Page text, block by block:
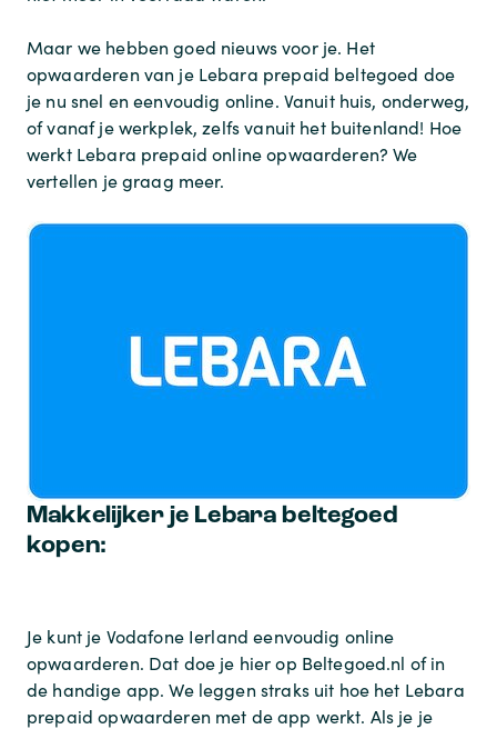
Maar we hebben goed nieuws voor je. Het
opwaarderen van je Lebara prepaid beltegoed doe
je nu snel en eenvoudig online. Vanuit huis, onderweg,
of vanaf je werkplek, zelfs vanuit het buitenland! Hoe
werkt Lebara prepaid online opwaarderen? We
vertellen je graag meer.
Makkelijker je Lebara beltegoed
kopen:
Je kunt je Vodafone Ierland eenvoudig online
opwaarderen. Dat doe je hier op Beltegoed.nl of in
de handige app. We leggen straks uit hoe het Lebara
prepaid opwaarderen met de app werkt. Als je je